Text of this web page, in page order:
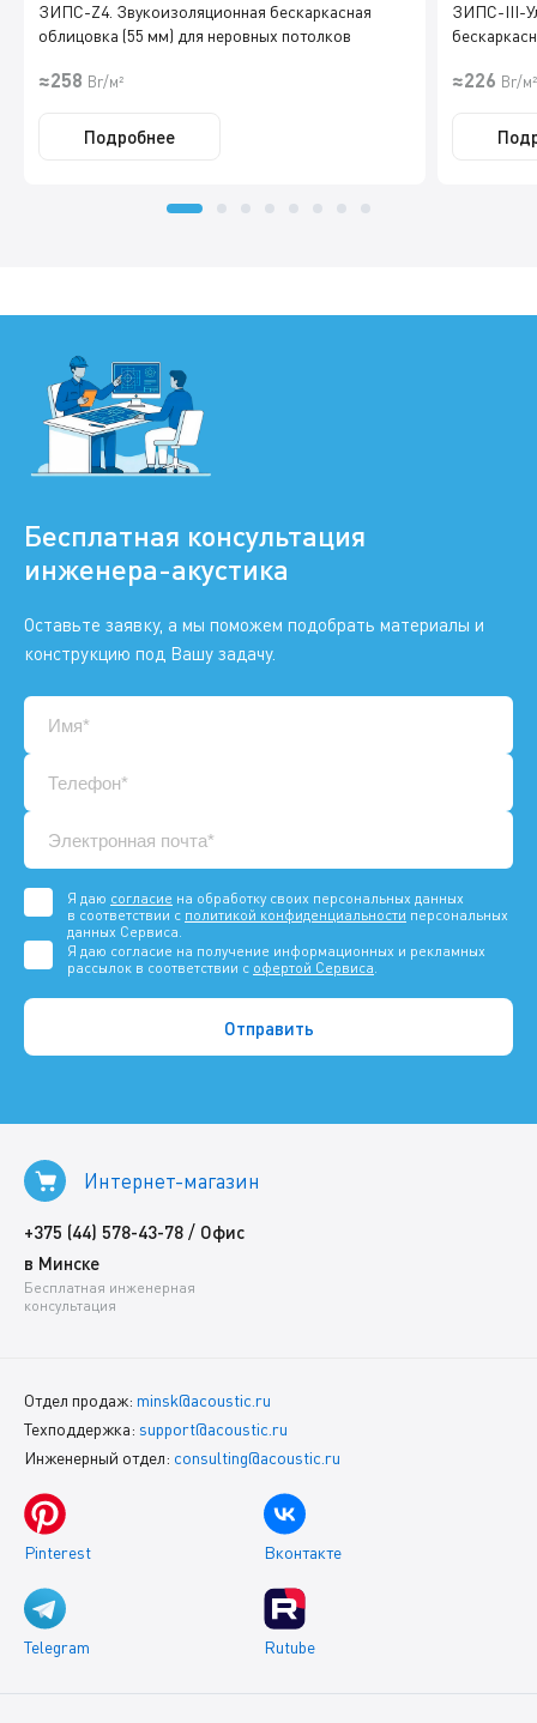
ЗИПС-Z4. Звукоизоляционная бескаркасная
облицовка (55 мм) для неровных потолков
≈258 Br/м²
Подробнее
ЗИПС-III-
≈226 Br/м²
Бесплатная консультация
инженера-акустика
Оставьте заявку, а мы поможем подобрать материалы и
конструкцию под Вашу задачу.
Я даю согласие на обработку своих персональных данных
в соответствии с политикой конфиденциальности персональных
данных Сервиса.
Я даю согласие на получение информационных и рекламных
рассылок в соответствии с офертой Сервиса.
Интернет-магазин
+375 (44) 578-43-78 / Офис
в Минске
Бесплатная инженерная
консультация
Отдел продаж: minsk@acoustic.ru
Техподдержка: support@acoustic.ru
Инженерный отдел: consulting@acoustic.ru
Pinterest Вконтакте
Telegram Rutube